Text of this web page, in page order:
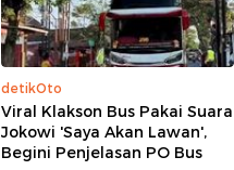
detikOto
Viral Klakson Bus Pakai Suara
Jokowi 'Saya Akan Lawan',
Begini Penjelasan PO Bus